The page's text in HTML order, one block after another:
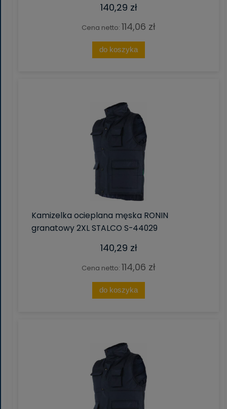
140,29 zł
Cena netto: 114,06 zł
do koszyka
Kamizelka ocieplana męska RONIN
granatowy 2XL STALCO S-44029
140,29 zł
Cena netto: 114,06 zł
do koszyka